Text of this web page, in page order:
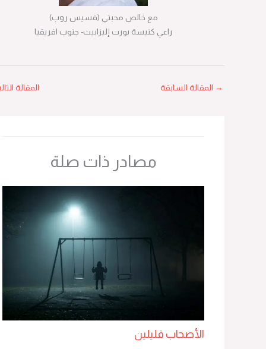
مع خالص محبتي (قسيس روب)
راعي كنيسة بورت إليزابيث- جنوب افريقيا
المقالة السابقة المقالة التالية ←
مصادر ذات صلة
الأصحاب قليلين